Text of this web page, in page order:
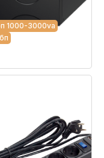
1000-3000va